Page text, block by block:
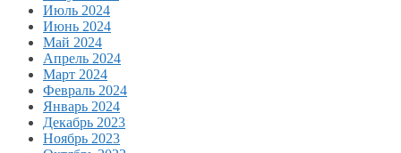
Июль 2024
Июнь 2024
Май 2024
Апрель 2024
Март 2024
Февраль 2024
Январь 2024
Декабрь 2023
Ноябрь 2023